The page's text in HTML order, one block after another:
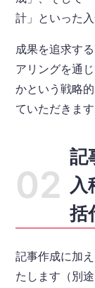
計」といった
成果を追求す
アリングを通
かという戦略
ていただきます
記
入
括
記事作成に加
たします（別